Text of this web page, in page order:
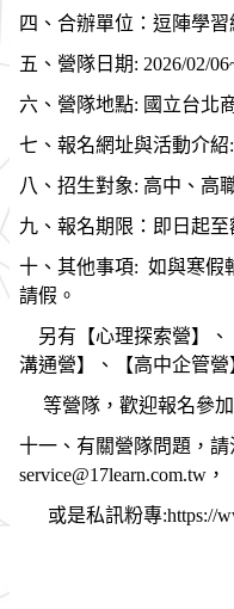
四、合辦單位：逗陣學
五、營隊日期: 2026/02/
六、營隊地點: 國立台北
七、報名網址與活動介紹:
八、招生對象: 高中、高
九、報名期限：即日起至
十、其他事項: 如與寒假
請假。
另有【心理探索營】、
溝通營】、【高中企管營
等營隊，歡迎報名參加
十一、有關營隊問題，請
service@17learn.com.tw，
或是私訊粉專:https://